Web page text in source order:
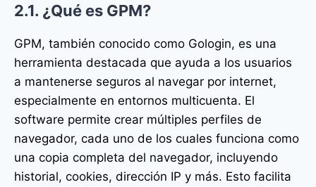
2.1. ¿Qué es GPM?
GPM, también conocido como Gologin, es una
herramienta destacada que ayuda a los usuarios
a mantenerse seguros al navegar por internet,
especialmente en entornos multicuenta. El
software permite crear múltiples perfiles de
navegador, cada uno de los cuales funciona como
una copia completa del navegador, incluyendo
historial, cookies, dirección IP y más. Esto facilita